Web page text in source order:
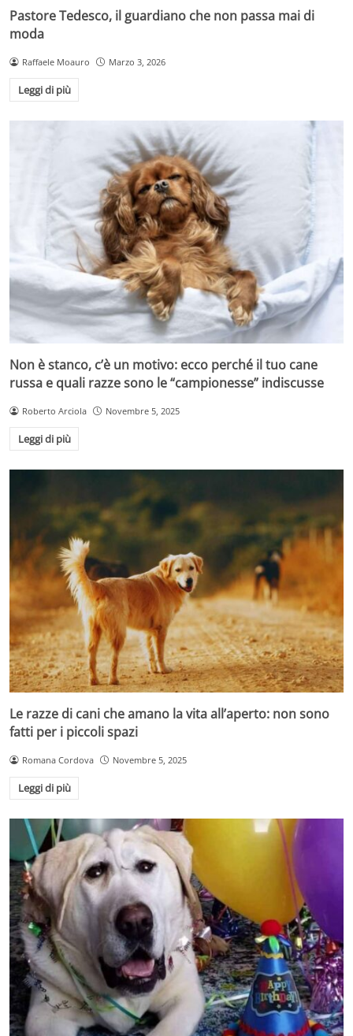
Pastore Tedesco, il guardiano che non passa mai di
moda
Raffaele Moauro Marzo 3, 2026
Leggi di più
Non è stanco, c’è un motivo: ecco perché il tuo cane
russa e quali razze sono le “campionesse” indiscusse
Roberto Arciola Novembre 5, 2025
Leggi di più
Le razze di cani che amano la vita all’aperto: non sono
fatti per i piccoli spazi
Romana Cordova Novembre 5, 2025
Leggi di più